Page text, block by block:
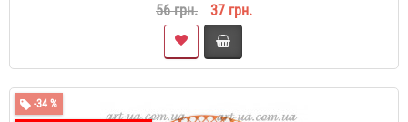
56 грн. 37 грн.
-34 %